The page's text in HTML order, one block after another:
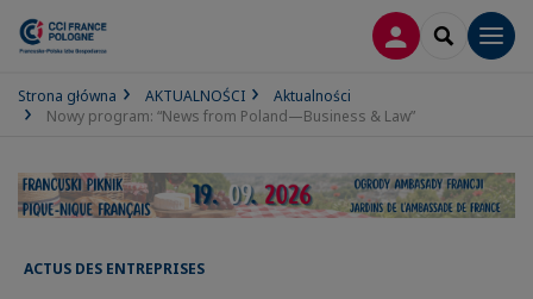
LOGOWANIE
SEARCH
Strona główna AKTUALNOŚCI
Aktualności
Nowy program: “News from Poland—Business & Law”
ACTUS DES ENTREPRISES